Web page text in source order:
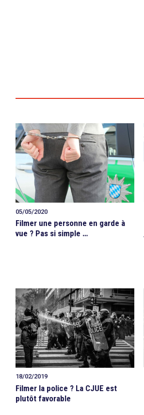
05/05/2020
Filmer une personne en garde à
vue ? Pas si simple …
18/02/2019
Filmer la police ? La CJUE est
plutôt favorable